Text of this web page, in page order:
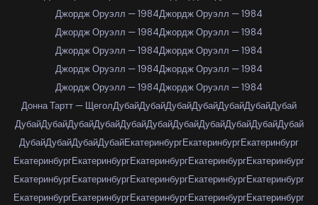
Джордж Оруэлл — 1984Джордж Оруэлл — 1984
Джордж Оруэлл — 1984Джордж Оруэлл — 1984
Джордж Оруэлл — 1984Джордж Оруэлл — 1984
Джордж Оруэлл — 1984Джордж Оруэлл — 1984
Джордж Оруэлл — 1984Джордж Оруэлл — 1984
Донна Тартт — ЩеголДубайДубайДубайДубайДубайДубайДубай
ДубайДубайДубайДубайДубайДубайДубайДубайДубайДубайДубай
ДубайДубайДубайДубайЕкатеринбургЕкатеринбургЕкатеринбург
ЕкатеринбургЕкатеринбургЕкатеринбургЕкатеринбургЕкатеринбург
ЕкатеринбургЕкатеринбургЕкатеринбургЕкатеринбургЕкатеринбург
ЕкатеринбургЕкатеринбургЕкатеринбургЕкатеринбургЕкатеринбург